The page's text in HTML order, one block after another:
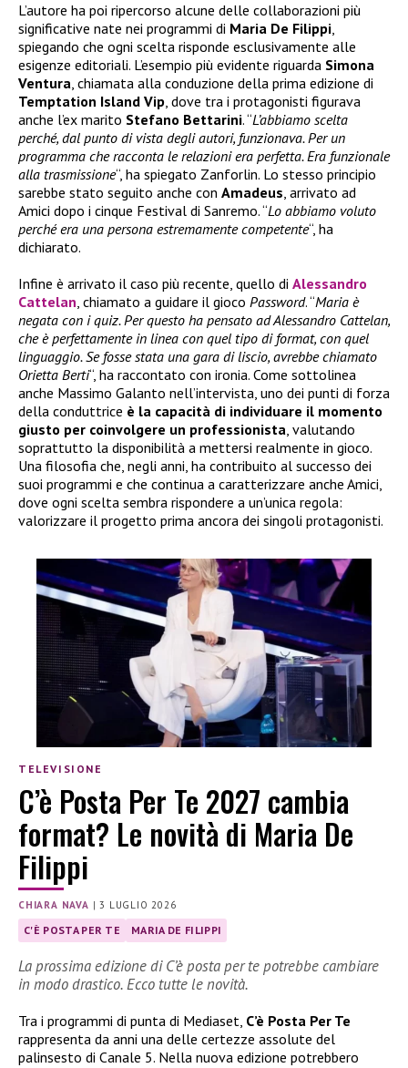
L’autore ha poi ripercorso alcune delle collaborazioni più
significative nate nei programmi di Maria De Filippi,
spiegando che ogni scelta risponde esclusivamente alle
esigenze editoriali. L’esempio più evidente riguarda Simona
Ventura, chiamata alla conduzione della prima edizione di
Temptation Island Vip, dove tra i protagonisti figurava
anche l’ex marito Stefano Bettarini. “L’abbiamo scelta
perché, dal punto di vista degli autori, funzionava. Per un
programma che racconta le relazioni era perfetta. Era funzionale
alla trasmissione“, ha spiegato Zanforlin. Lo stesso principio
sarebbe stato seguito anche con Amadeus, arrivato ad
Amici dopo i cinque Festival di Sanremo. “Lo abbiamo voluto
perché era una persona estremamente competente“, ha
dichiarato.
Infine è arrivato il caso più recente, quello di Alessandro
Cattelan, chiamato a guidare il gioco Password. “Maria è
negata con i quiz. Per questo ha pensato ad Alessandro Cattelan,
che è perfettamente in linea con quel tipo di format, con quel
linguaggio. Se fosse stata una gara di liscio, avrebbe chiamato
Orietta Berti“, ha raccontato con ironia. Come sottolinea
anche Massimo Galanto nell’intervista, uno dei punti di forza
della conduttrice è la capacità di individuare il momento
giusto per coinvolgere un professionista, valutando
soprattutto la disponibilità a mettersi realmente in gioco.
Una filosofia che, negli anni, ha contribuito al successo dei
suoi programmi e che continua a caratterizzare anche Amici,
dove ogni scelta sembra rispondere a un’unica regola:
valorizzare il progetto prima ancora dei singoli protagonisti.
TELEVISIONE
C’è Posta Per Te 2027 cambia
format? Le novità di Maria De
Filippi
CHIARA NAVA |3 LUGLIO 2026
C'È POSTA PER TE MARIA DE FILIPPI
La prossima edizione di C’è posta per te potrebbe cambiare
in modo drastico. Ecco tutte le novità.
Tra i programmi di punta di Mediaset, C’è Posta Per Te
rappresenta da anni una delle certezze assolute del
palinsesto di Canale 5. Nella nuova edizione potrebbero